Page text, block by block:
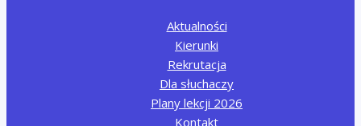
Aktualności
Kierunki
Rekrutacja
Dla słuchaczy
Plany lekcji 2026
Kontakt